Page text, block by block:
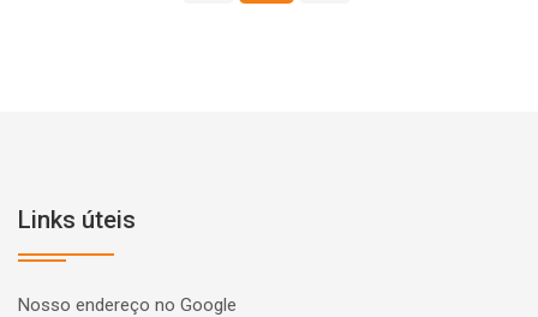
Links úteis
Nosso endereço no Google